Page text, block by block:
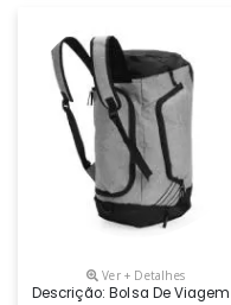
Ver + Detalhes
Descrição: Bolsa De